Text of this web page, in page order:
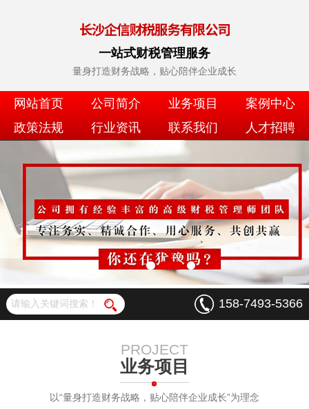
一站式财税管理服务
量身打造财务战略，贴心陪伴企业成长
网站首页 公司简介 业务项目
案例中心
政策法规
行业资讯 联系我们 人才招聘
158-7493-5366
PROJECT
业务项目
以“量身打造财务战略，贴心陪伴企业成长”为理念